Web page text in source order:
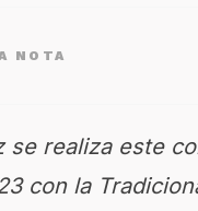
NOTA
se realiza este
con la